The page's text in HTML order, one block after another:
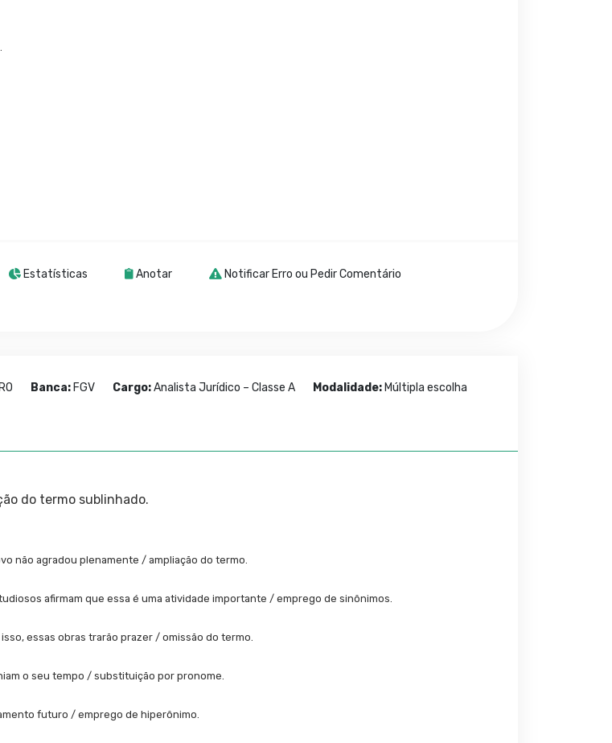
Estatísticas Anotar Notificar Erro ou Pedir Comentário
Banca: FGV Cargo:Analista Jurídico – Classe A Modalidade: Múltipla escolha
do termo sublinhado.
não agradou plenamente / ampliação do termo.
afirmam que essa é uma atividade importante / emprego de sinônimos.
essas obras trarão prazer / omissão do termo.
o seu tempo / substituição por pronome.
futuro / emprego de hiperônimo.